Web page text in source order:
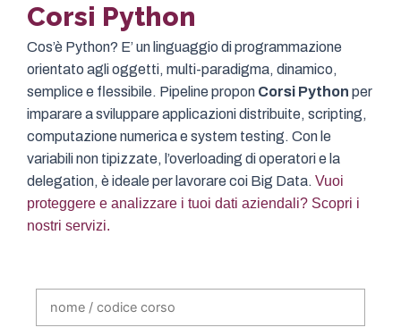
Corsi Python
Cos’è Python? E’ un linguaggio di programmazione
orientato agli oggetti, multi-paradigma, dinamico,
semplice e flessibile. Pipeline propon Corsi Python per
imparare a sviluppare applicazioni distribuite, scripting,
computazione numerica e system testing. Con le
variabili non tipizzate, l’overloading di operatori e la
delegation, è ideale per lavorare coi Big Data. Vuoi
proteggere e analizzare i tuoi dati aziendali? Scopri i
nostri servizi.